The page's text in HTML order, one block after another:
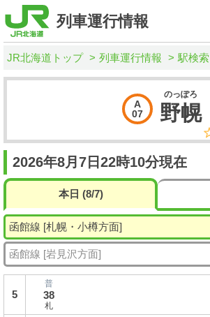
列車運行情報
JR北海道トップ 列車運行情報 駅検索
A
07
のっぽろ
野幌
2026年8月7日22時10分現在
本日 (8/7)
函館線 [札幌・小樽方面]
函館線 [岩見沢方面]
5
普
38
札